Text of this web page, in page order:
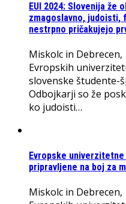
EUI 2024: Slovenija že
zmagoslavno, judoisti,
nestrpno pričakujejo
Miskolc in
Evropskih
slovenske študente-
Odbojkarji so že
ko judoisti…
Evropske
pripravljene na boj za
Miskolc in Debrecen,